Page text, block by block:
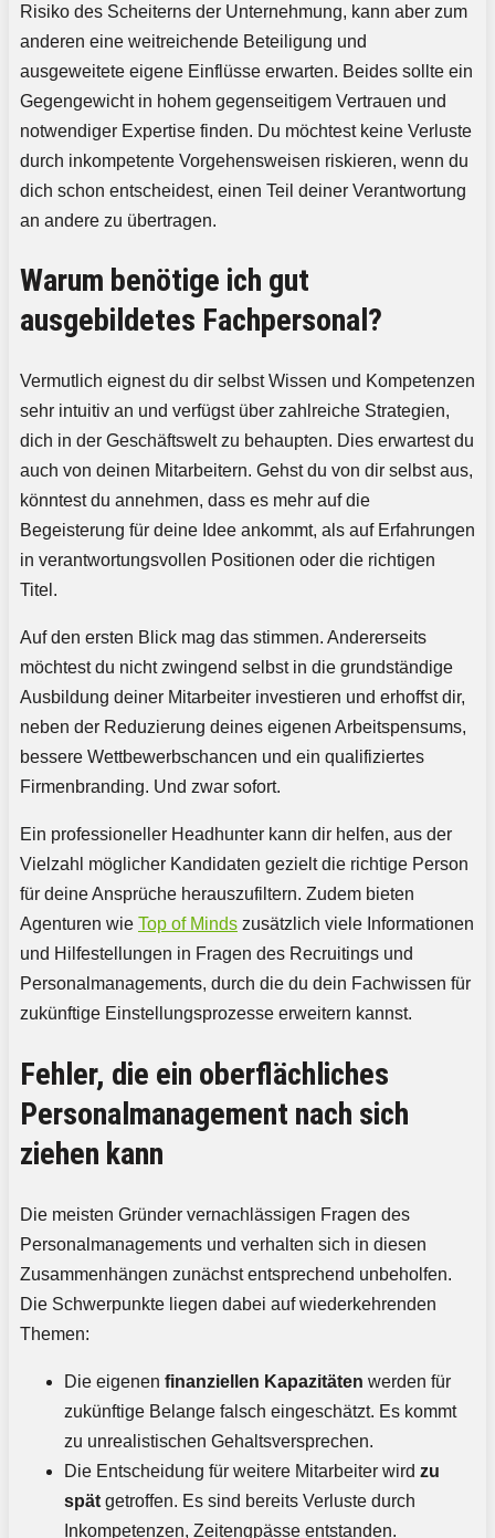
Risiko des Scheiterns der Unternehmung, kann aber zum
anderen eine weitreichende Beteiligung und
ausgeweitete eigene Einflüsse erwarten. Beides sollte ein
Gegengewicht in hohem gegenseitigem Vertrauen und
notwendiger Expertise finden. Du möchtest keine Verluste
durch inkompetente Vorgehensweisen riskieren, wenn du
dich schon entscheidest, einen Teil deiner Verantwortung
an andere zu übertragen.
Warum benötige ich gut
ausgebildetes Fachpersonal?
Vermutlich eignest du dir selbst Wissen und Kompetenzen
sehr intuitiv an und verfügst über zahlreiche Strategien,
dich in der Geschäftswelt zu behaupten. Dies erwartest du
auch von deinen Mitarbeitern. Gehst du von dir selbst aus,
könntest du annehmen, dass es mehr auf die
Begeisterung für deine Idee ankommt, als auf Erfahrungen
in verantwortungsvollen Positionen oder die richtigen
Titel.
Auf den ersten Blick mag das stimmen. Andererseits
möchtest du nicht zwingend selbst in die grundständige
Ausbildung deiner Mitarbeiter investieren und erhoffst dir,
neben der Reduzierung deines eigenen Arbeitspensums,
bessere Wettbewerbschancen und ein qualifiziertes
Firmenbranding. Und zwar sofort.
Ein professioneller Headhunter kann dir helfen, aus der
Vielzahl möglicher Kandidaten gezielt die richtige Person
für deine Ansprüche herauszufiltern. Zudem bieten
Agenturen wie Top of Minds zusätzlich viele Informationen
und Hilfestellungen in Fragen des Recruitings und
Personalmanagements, durch die du dein Fachwissen für
zukünftige Einstellungsprozesse erweitern kannst.
Fehler, die ein oberflächliches
Personalmanagement nach sich
ziehen kann
Die meisten Gründer vernachlässigen Fragen des
Personalmanagements und verhalten sich in diesen
Zusammenhängen zunächst entsprechend unbeholfen.
Die Schwerpunkte liegen dabei auf wiederkehrenden
Themen:
Die eigenen finanziellen Kapazitäten werden für
zukünftige Belange falsch eingeschätzt. Es kommt
zu unrealistischen Gehaltsversprechen.
Die Entscheidung für weitere Mitarbeiter wird zu
spät getroffen. Es sind bereits Verluste durch
Inkompetenzen, Zeitengpässe entstanden.